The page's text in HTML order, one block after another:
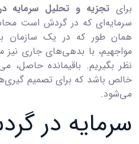
برای تجزیه و تحلیل سرمایه
سرمایه‌ای که در گردش است
همان طور که در یک سازمان
مواجهیم، با بدهی‌های جاری نیز
نظر بگیریم. باقیمانده حاصل،
خالص باشد که برای تصمیم
می‌شود.
سرمایه در